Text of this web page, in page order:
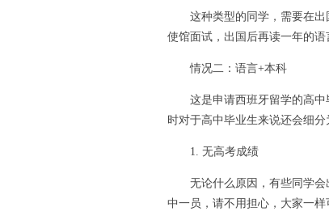
这种类型的同学，需要在出
使馆面试，出国后再读一年的语
情况二：语言+本科
这是申请西班牙留学的高中
时对于高中毕业生来说还会细分
1. 无高考成绩
无论什么原因，有些同学会
中一员，请不用担心，大家一样